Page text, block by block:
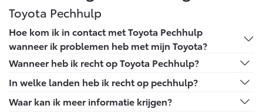
Toyota Pechhulp
Hoe kom ik in contact met Toyota Pechhulp
wanneer ik problemen heb met mijn Toyota?
U bent in Nederland, bel het gratis nummer 0800 - 22
U bent in het buitenland, bel het nummer: 0031 20 - 59
29 836 (vanuit Finland: 99031 20 - 59 29 836)
Wanneer heb ik recht op Toyota Pechhulp?
Je hebt recht op Toyota Pechhulp wanneer je in het
bezit bent van een geldige Toyota Service Pas met
daarop de telefoonnummers voor de pechhulp.
In welke landen heb ik recht op pechhulp?
Andorra, België, Bosnië-Herzegovina, Bulgarije, Ceuta,
Waar kan ik meer informatie krijgen?